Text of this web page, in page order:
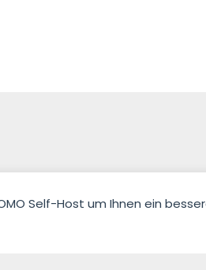
Self-Host um Ihnen ein